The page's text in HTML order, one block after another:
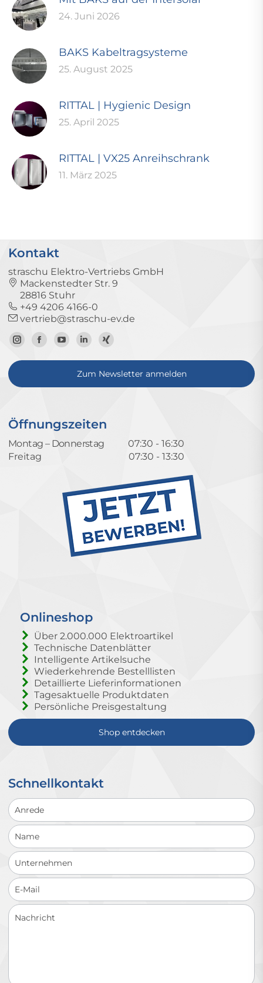
24. Juni 2026
BAKS Kabeltragsysteme
25. August 2025
RITTAL | Hygienic Design
25. April 2025
RITTAL | VX25 Anreihschrank
11. März 2025
Kontakt
straschu Elektro-Vertriebs GmbH
Mackenstedter Str. 9
28816 Stuhr
+49 4206 4166-0
vertrieb@straschu-ev.de
Zum
Instagram-
Zur
Facebook-
Zum
YouTube-
Kanal
Zum
LinkedIn-
Profil
Zum
Xing-
Profil
Zum Newsletter anmelden
Öffnungszeiten
Montag – Donnerstag
07:30 - 16:30
Freitag
07:30 - 13:30
Onlineshop
Über 2.000.000 Elektroartikel
Technische Datenblätter
Intelligente Artikelsuche
Wiederkehrende Bestelllisten
Detaillierte Lieferinformationen
Tagesaktuelle Produktdaten
Persönliche Preisgestaltung
Shop entdecken
Schnellkontakt
Schnellkontakt